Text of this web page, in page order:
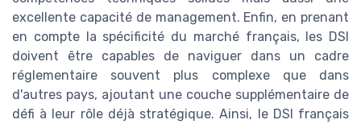
excellente capacité de management. Enfin, en prenant
en compte la spécificité du marché français, les DSI
doivent être capables de naviguer dans un cadre
réglementaire souvent plus complexe que dans
d'autres pays, ajoutant une couche supplémentaire de
défi à leur rôle déjà stratégique. Ainsi, le DSI français